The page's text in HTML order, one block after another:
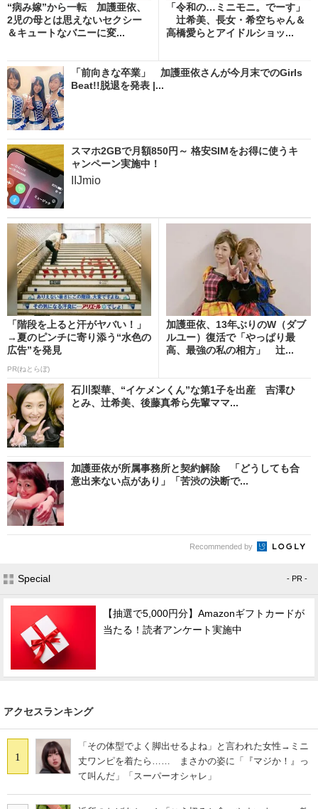
“病み嫁”から一転 加護亜依、
2児の母とは思えないセクシー
＆キュートなバニーに変...
「令和の…ミニモニ。でーす」
辻希美、長女・希空ちゃん＆
高橋愛らとアイドルショッ...
「前向きな卒業」 加護亜依さんが今月末でのGirls
Beat!!脱退を発表 |...
スマホ2GBで月額850円～ 格安SIMをお得に使うキ
ャンペーン実施中！
IIJmio
「階段を上ると汗がヤバい！」
→夏のピンチに寄り添う“水色の
広告”を発見
PR(ねとらぼ)
加護亜依、13年ぶりのW（ダブ
ルユー）復活で「やっぱり最
高、最強の私の相方」 辻...
石川梨華、“イケメンくん”な第1子を出産 吉澤ひ
とみ、辻希美、後藤真希ら先輩ママ...
加護亜依が所属事務所と契約解除 「どうしても合
意出来ない点があり」「苦渋の決断で...
Recommended by
Special - PR -
【抽選で5,000円分】Amazonギフトカードが
当たる！読者アンケート実施中
アクセスランキング
1
「その体型でよく脚出せるよね」と言われた女性→ミニ
丈ワンピを着たら…… まさかの姿に「『マジか！』っ
て叫んだ」「スーパーオシャレ」